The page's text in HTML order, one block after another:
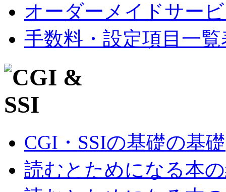
オーダーメイドサー
手数料・設定項目一覧
CGI・SSIの基礎の基礎
読むとためになる本